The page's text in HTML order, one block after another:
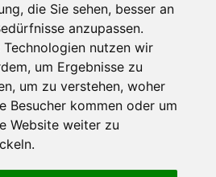
die Sie sehen, besser an
anzupassen.
Technologien nutzen wir
um Ergebnisse zu
um zu verstehen, woher
Besucher kommen oder um
Website weiter zu